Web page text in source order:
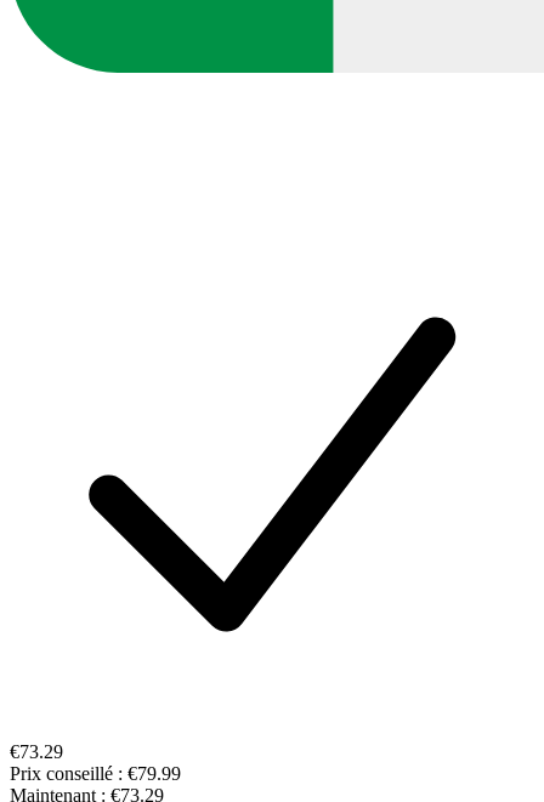
€73.29
Prix conseillé : €79.99
Maintenant : €73.29